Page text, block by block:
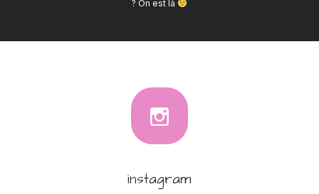
? On est là
instagram